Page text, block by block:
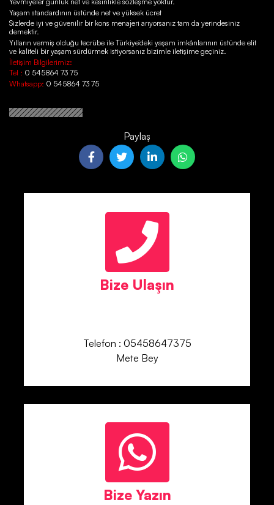
Yaşam standardının üstünde net ve yüksek ücret
Sizlerde iyi ve güvenilir bir kons menajeri arıyorsanız tam da yerindesiniz
demektir.
Yılların vermiş olduğu tecrübe ile Türkiye’deki yaşam imkânlarının üstünde elit
ve kaliteli bir yaşam sürdürmek istiyorsanız bizimle iletişime geçiniz.
İletişim Bilgilerimiz:
Tel : 0 545864 73 75
Whatsapp: 0 545864 73 75
Paylaş
Bize Ulaşın
Telefon : 05458647375
Mete Bey
Bize Yazın